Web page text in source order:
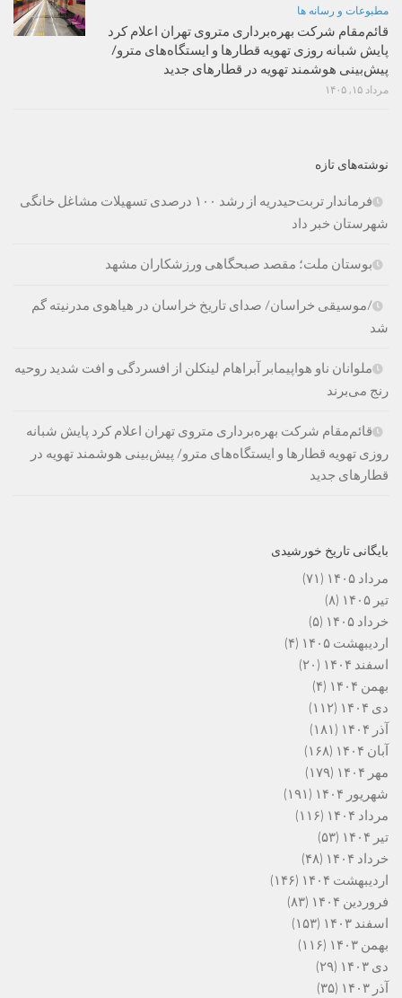
مطبوعات و رسانه ها
قائم‌مقام شرکت بهره‌برداری متروی تهران اعلام کرد
پایش شبانه روزی تهویه قطارها و ایستگاه‌های مترو/
پیش‌بینی هوشمند تهویه در قطارهای جدید
مرداد ۱۵, ۱۴۰۵
نوشته‌های تازه
فرماندار تربت‌حیدریه از رشد ۱۰۰ درصدی تسهیلات مشاغل خانگی
شهرستان خبر داد
بوستان ملت؛ مقصد صبحگاهی ورزشکاران مشهد
/موسیقی خراسان/ صدای تاریخ خراسان در هیاهوی مدرنیته گم
شد
ملوانان ناو هواپیمابر آبراهام لینکلن از افسردگی و افت شدید روحیه
رنج می‌برند
قائم‌مقام شرکت بهره‌برداری متروی تهران اعلام کرد پایش شبانه
روزی تهویه قطارها و ایستگاه‌های مترو/ پیش‌بینی هوشمند تهویه در
قطارهای جدید
بایگانی تاریخ خورشیدی
مرداد ۱۴۰۵
(۷۱)
تیر ۱۴۰۵
(۸)
خرداد ۱۴۰۵
(۵)
اردیبهشت ۱۴۰۵
(۴)
اسفند ۱۴۰۴
(۲۰)
بهمن ۱۴۰۴
(۴)
دی ۱۴۰۴
(۱۱۲)
آذر ۱۴۰۴
(۱۸۱)
آبان ۱۴۰۴
(۱۶۸)
مهر ۱۴۰۴
(۱۷۹)
شهریور ۱۴۰۴
(۱۹۱)
مرداد ۱۴۰۴
(۱۱۶)
تیر ۱۴۰۴
(۵۳)
خرداد ۱۴۰۴
(۴۸)
اردیبهشت ۱۴۰۴
(۱۴۶)
فروردین ۱۴۰۴
(۸۳)
اسفند ۱۴۰۳
(۱۵۳)
بهمن ۱۴۰۳
(۱۱۶)
دی ۱۴۰۳
(۲۹)
آذر ۱۴۰۳
(۳۵)